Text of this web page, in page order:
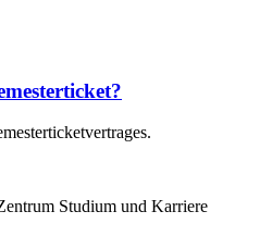
Studium und Karriere